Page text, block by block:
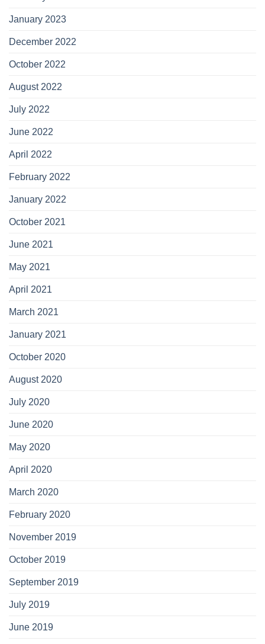
January 2023
December 2022
October 2022
August 2022
July 2022
June 2022
April 2022
February 2022
January 2022
October 2021
June 2021
May 2021
April 2021
March 2021
January 2021
October 2020
August 2020
July 2020
June 2020
May 2020
April 2020
March 2020
February 2020
November 2019
October 2019
September 2019
July 2019
June 2019